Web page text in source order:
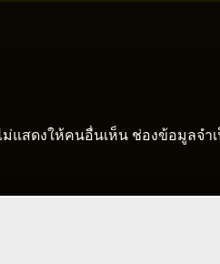
แสดงให้คนอื่นเห็น ช่องข้อมูลจำ